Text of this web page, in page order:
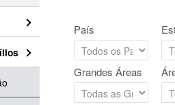
País
Grandes Áreas